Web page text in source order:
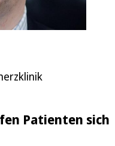
Patienten sich